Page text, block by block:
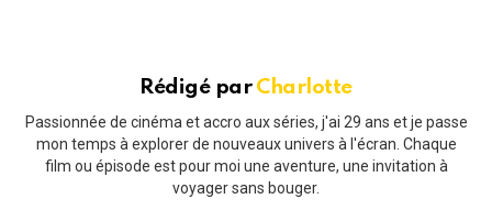
Rédigé par Charlotte
Passionnée de cinéma et accro aux séries, j'ai 29 ans et je passe
mon temps à explorer de nouveaux univers à l'écran. Chaque
film ou épisode est pour moi une aventure, une invitation à
voyager sans bouger.